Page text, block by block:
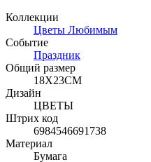
Коллекции
Цветы Любимым
Событие
Праздник
Общий размер
18Х23СМ
Дизайн
ЦВЕТЫ
Штрих код
6984546691738
Материал
Бумага